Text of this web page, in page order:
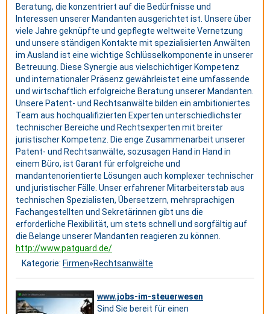
Beratung, die konzentriert auf die Bedürfnisse und
Interessen unserer Mandanten ausgerichtet ist. Unsere über
viele Jahre geknüpfte und gepflegte weltweite Vernetzung
und unsere ständigen Kontakte mit spezialisierten Anwälten
im Ausland ist eine wichtige Schlüsselkomponente in unserer
Betreuung. Diese Synergie aus vielschichtiger Kompetenz
und internationaler Präsenz gewährleistet eine umfassende
und wirtschaftlich erfolgreiche Beratung unserer Mandanten.
Unsere Patent- und Rechtsanwälte bilden ein ambitioniertes
Team aus hochqualifizierten Experten unterschiedlichster
technischer Bereiche und Rechtsexperten mit breiter
juristischer Kompetenz. Die enge Zusammenarbeit unserer
Patent- und Rechtsanwälte, sozusagen Hand in Hand in
einem Büro, ist Garant für erfolgreiche und
mandantenorientierte Lösungen auch komplexer technischer
und juristischer Fälle. Unser erfahrener Mitarbeiterstab aus
technischen Spezialisten, Übersetzern, mehrsprachigen
Fachangestellten und Sekretärinnen gibt uns die
erforderliche Flexibilität, um stets schnell und sorgfältig auf
die Belange unserer Mandanten reagieren zu können.
http://www.patguard.de/
Kategorie: Firmen»Rechtsanwälte
www.jobs-im-steuerwesen
Sind Sie bereit für einen